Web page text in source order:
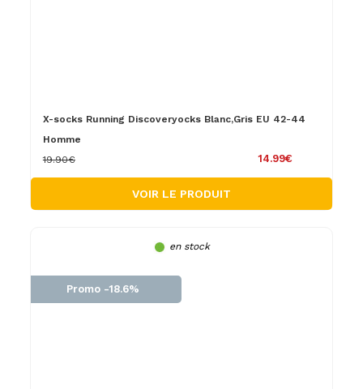
X-socks Running Discoveryocks Blanc,Gris EU 42-44
Homme
14.99€
19.90€
VOIR LE PRODUIT
en stock
Promo -18.6%